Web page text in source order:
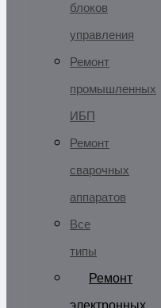
блоков
управления
Ремонт
промышленных
ИБП
Ремонт
сварочных
аппаратов
Все
типы
Ремонт
электронных